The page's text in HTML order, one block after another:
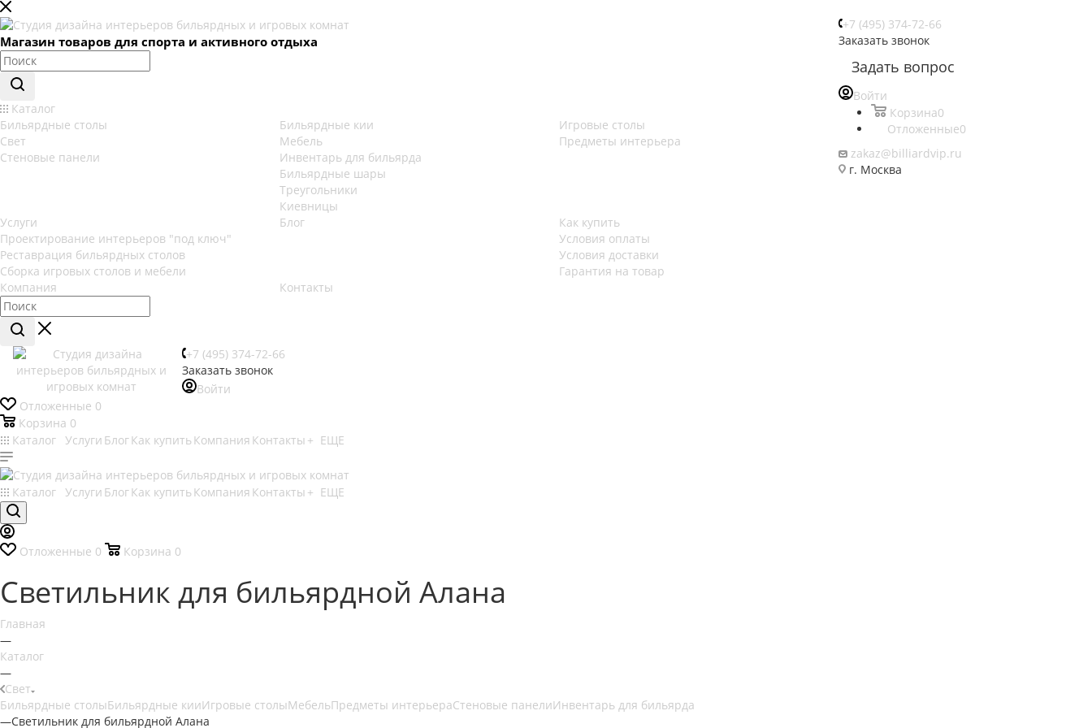
Магазин товаров для спорта и активного отдыха
Каталог
Бильярдные столы
Бильярдные кии
Игровые столы
Свет
Мебель
Предметы интерьера
Стеновые панели
Инвентарь для бильярда
Бильярдные шары
Треугольники
Киевницы
Услуги
Проектирование интерьеров "под ключ"
Реставрация бильярдных столов
Сборка игровых столов и мебели
Блог
Как купить
Условия оплаты
Условия доставки
Гарантия на товар
Компания
Контакты
+7 (495) 374-72-66
Заказать звонок
Задать вопрос
Войти
Корзина0
Отложенные0
zakaz@billiardvip.ru
г. Москва
+7 (495) 374-72-66
Заказать звонок
Войти
Отложенные 0
Корзина 0
Каталог Услуги БлогКак купитьКомпания Контакты + ЕЩЕ
Каталог Услуги БлогКак купитьКомпания Контакты + ЕЩЕ
Отложенные 0 Корзина 0
Светильник для бильярдной Алана
Главная
—
Каталог
—
Свет
Бильярдные столыБильярдные кииИгровые столыМебельПредметы интерьераСтеновые панелиИнвентарь для бильярда
—Светильник для бильярдной Алана